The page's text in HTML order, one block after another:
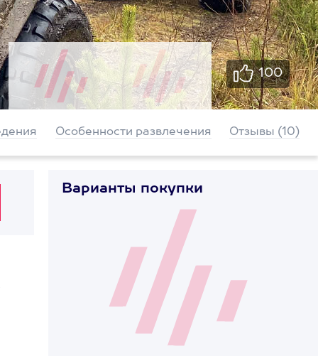
100
Особенности развлечения Отзывы (10)
Варианты покупки